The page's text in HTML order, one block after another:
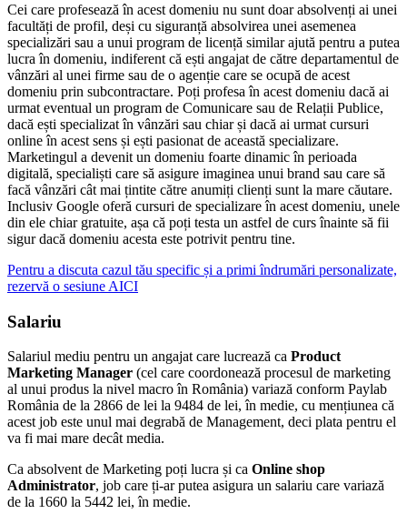
Cei care profesează în acest domeniu nu sunt doar absolvenți ai unei
facultăți de profil, deși cu siguranță absolvirea unei asemenea
specializări sau a unui program de licență similar ajută pentru a putea
lucra în domeniu, indiferent că ești angajat de către departamentul de
vânzări al unei firme sau de o agenție care se ocupă de acest
domeniu prin subcontractare. Poți profesa în acest domeniu dacă ai
urmat eventual un program de Comunicare sau de Relații Publice,
dacă ești specializat în vânzări sau chiar și dacă ai urmat cursuri
online în acest sens și ești pasionat de această specializare.
Marketingul a devenit un domeniu foarte dinamic în perioada
digitală, specialiști care să asigure imaginea unui brand sau care să
facă vânzări cât mai țintite către anumiți clienți sunt la mare căutare.
Inclusiv Google oferă cursuri de specializare în acest domeniu, unele
din ele chiar gratuite, așa că poți testa un astfel de curs înainte să fii
sigur dacă domeniu acesta este potrivit pentru tine.
Pentru a discuta cazul tău specific și a primi îndrumări personalizate,
rezervă o sesiune AICI
Salariu
Salariul mediu pentru un angajat care lucrează ca Product
Marketing Manager (cel care coordonează procesul de marketing
al unui produs la nivel macro în România) variază conform Paylab
România de la 2866 de lei la 9484 de lei, în medie, cu mențiunea că
acest job este unul mai degrabă de Management, deci plata pentru el
va fi mai mare decât media.
Ca absolvent de Marketing poți lucra și ca Online shop
Administrator, job care ți-ar putea asigura un salariu care variază
de la 1660 la 5442 lei, în medie.